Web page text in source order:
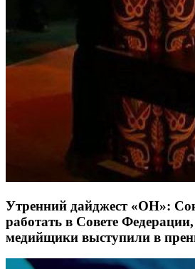
Утренний дайджест «ОН»:
работать в Совете
медийщики выступили в